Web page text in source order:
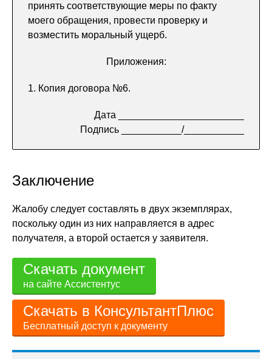
принять соответствующие меры по факту
моего обращения, провести проверку и
возместить моральный ущерб.
Приложения:
1. Копия договора №6.
Дата _______________________
Подпись ___________/___________
Заключение
Жалобу следует составлять в двух экземплярах,
поскольку один из них направляется в адрес
получателя, а второй остается у заявителя.
Скачать документ
на сайте Ассистентус
Скачать в КонсультантПлюс
Бесплатный доступ к документу